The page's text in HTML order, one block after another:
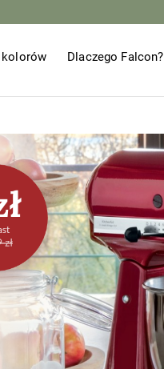
kolorów Dlaczego Falcon?